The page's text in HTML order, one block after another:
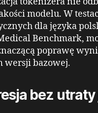
modelu. W
dla języka
Benchmark,
poprawę
wersji bazowej.
bez